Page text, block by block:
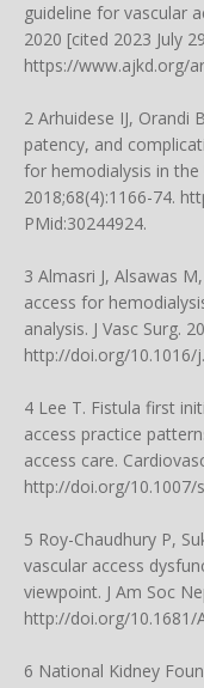
guideline for vascular
2020 [cited 2023 July
https://www.ajkd.org/
2 Arhuidese IJ, Orandi
patency, and
for hemodialysis in the
2018;68(4):1166-74.
PMid:30244924.
3 Almasri J, Alsawas
access for
analysis. J Vasc Surg.
http://doi.org/10.1016/
4 Lee T. Fistula first
access practice
access care.
http://doi.org/10.1007/
5 Roy-Chaudhury P,
vascular access
viewpoint. J Am Soc
http://doi.org/10.1681/
6 National Kidney